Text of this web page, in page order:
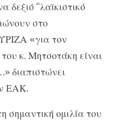
δεξιό “λαϊκιστικό
στο
«για τον
κ. Μητσοτάκη είναι
διαπιστώνει
ΕΑΚ.
σημαντική ομιλία του